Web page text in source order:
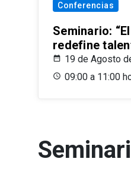
Conferencias
Seminario:
redefine
19 de Agosto
09:00 a 11:00